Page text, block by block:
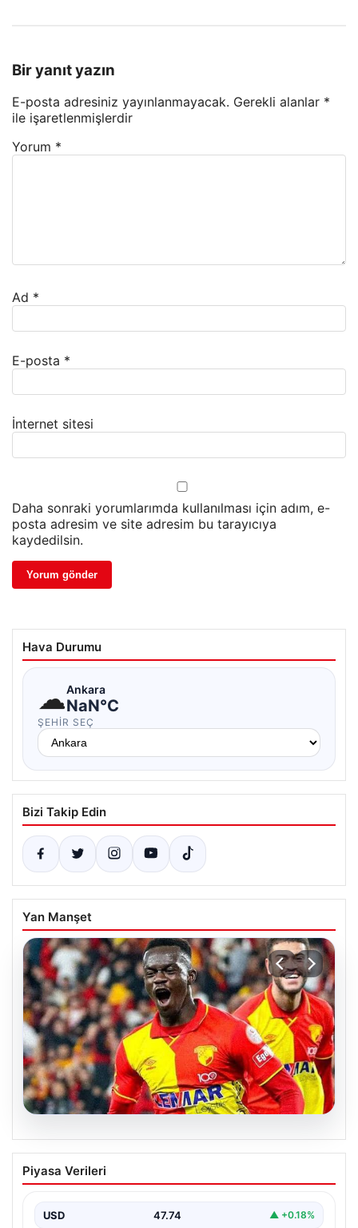
Bir yanıt yazın
E-posta adresiniz yayınlanmayacak. Gerekli alanlar *
ile işaretlenmişlerdir
Yorum *
Ad *
E-posta *
İnternet sitesi
Daha sonraki yorumlarımda kullanılması için adım, e-
posta adresim ve site adresim bu tarayıcıya
kaydedilsin.
Hava Durumu
☁Ankara
NaN°C
ŞEHIR SEÇ
Bizi Takip Edin
Yan Manşet
Göztepe’de hareketlilik: Anthony
Dennis için Almanya’dan teklif
Süper Lig temsilcisi Göztepe’nin orta sahasında görev
Piyasa Verileri
USD 47.74 ▲ +0.18%